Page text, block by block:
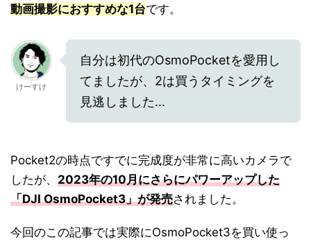
動画撮影におすすめな1台です。
けーすけ
自分は初代のOsmoPocketを愛用し
てましたが、2は買うタイミングを
見逃しました…
Pocket2の時点ですでに完成度が非常に高いカメラで
したが、 2023年の10月にさらにパワーアップした
「DJI OsmoPocket3」が発売されました。
今回のこの記事では実際にOsmoPocket3を買い使っ